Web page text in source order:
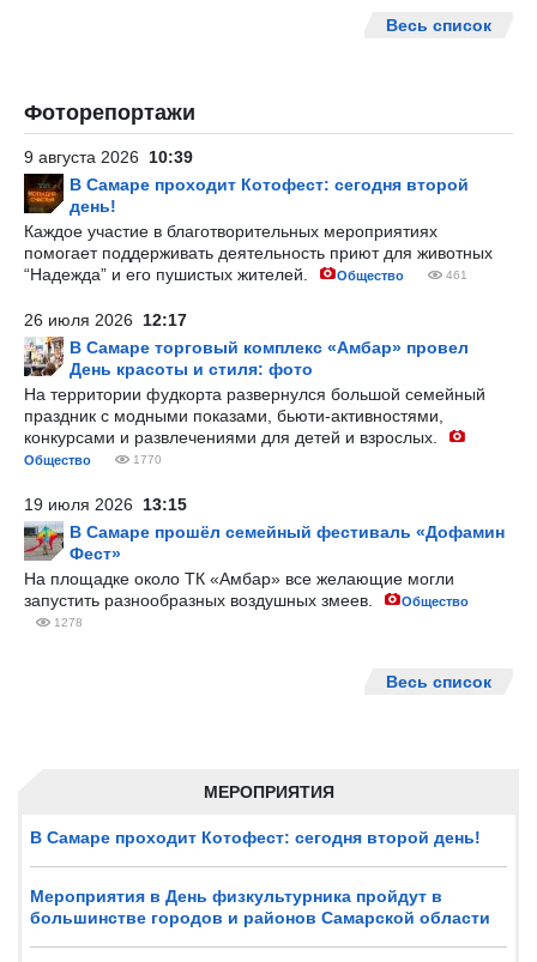
МЕРОПРИЯТИЯ
В Самаре проходит Котофест: сегодня второй день!
Мероприятия в День физкультурника пройдут в
большинстве городов и районов Самарской области
Весь список
Фоторепортажи
9 августа 2026 10:39
В Самаре проходит Котофест: сегодня второй
день!
Каждое участие в благотворительных мероприятиях
помогает поддерживать деятельность приют для животных
“Надежда” и его пушистых жителей.
Общество 461
26 июля 2026 12:17
В Самаре торговый комплекс «Амбар» провел
День красоты и стиля: фото
На территории фудкорта развернулся большой семейный
праздник с модными показами, бьюти-активностями,
конкурсами и развлечениями для детей и взрослых.
Общество 1770
19 июля 2026 13:15
В Самаре прошёл семейный фестиваль «Дофамин
Фест»
На площадке около ТК «Амбар» все желающие могли
запустить разнообразных воздушных змеев.
Общество
1278
Весь список